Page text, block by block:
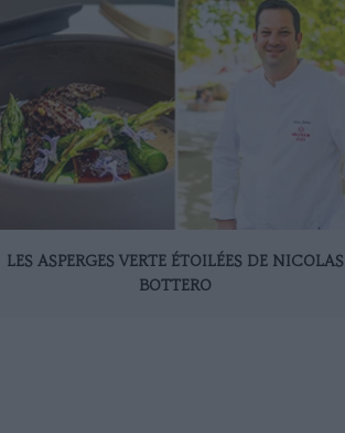
LES ASPERGES VERTE ÉTOILÉES DE NICOLAS
BOTTERO